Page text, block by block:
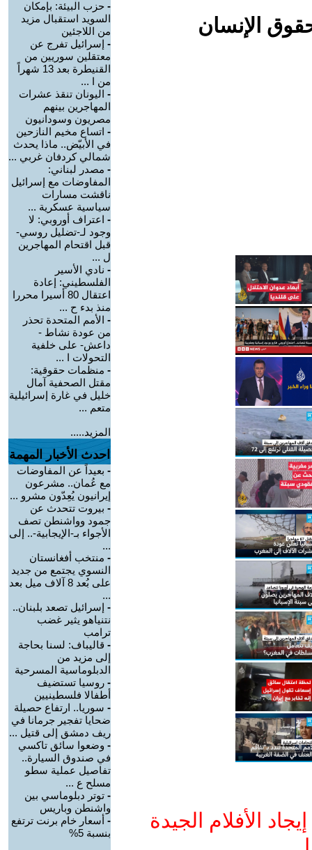
الإنسان
الأفلام الجيدة
- حزب البيئة: بإمكان
السويد استقبال مزيد
من اللاجئين
- إسرائيل تفرج عن
معتقلين سوريين من
القنيطرة بعد 13 شهراً
من ا ...
- اليونان تنقذ عشرات
المهاجرين بينهم
مصريون وسودانيون
- اتساع مخيم النازحين
في الأبيّض.. ماذا يحدث
شمالي كردفان غربي ...
- مصدر لبناني:
المفاوضات مع إسرائيل
ناقشت مسارات
سياسية عسكرية ...
- اعتراف أوروبي: لا
وجود لـ-تضليل روسي-
قبل اقتحام المهاجرين
ل ...
- نادي الأسير
الفلسطيني: إعادة
اعتقال 80 أسيرا محررا
منذ بدء ح ...
- الأمم المتحدة تحذر
من عودة نشاط -
داعش- على خلفية
التحولات ا ...
- منظمات حقوقية:
مقتل الصحفية آمال
خليل في غارة إسرائيلية
متعم ...
المزيد.....
احدث الأخبار المهمة
- بعيداً عن المفاوضات
مع عُمان.. مشرعون
إيرانيون يُعِدّون مشرو ...
- بيروت تتحدث عن
جمود وواشنطن تصف
الأجواء بـ-الإيجابية-.. إلى
...
- منتخب أفغانستان
النسوي يجتمع من جديد
على بُعد 8 آلاف ميل بعد
...
- إسرائيل تصعد بلبنان..
نتنياهو يثير غضب
ترامب
- قاليباف: لسنا بحاجة
إلى مزيد من
الدبلوماسية المسرحية
- روسيا تستضيف
أطفالا فلسطينيين
- سوريا.. ارتفاع حصيلة
ضحايا تفجير جرمانا في
ريف دمشق إلى قتيل ...
- وضعوا سائق تاكسي
في صندوق السيارة..
تفاصيل عملية سطو
مسلح ع ...
- توتر دبلوماسي بين
واشنطن وباريس
- أسعار خام برنت ترتفع
بنسبة 5%